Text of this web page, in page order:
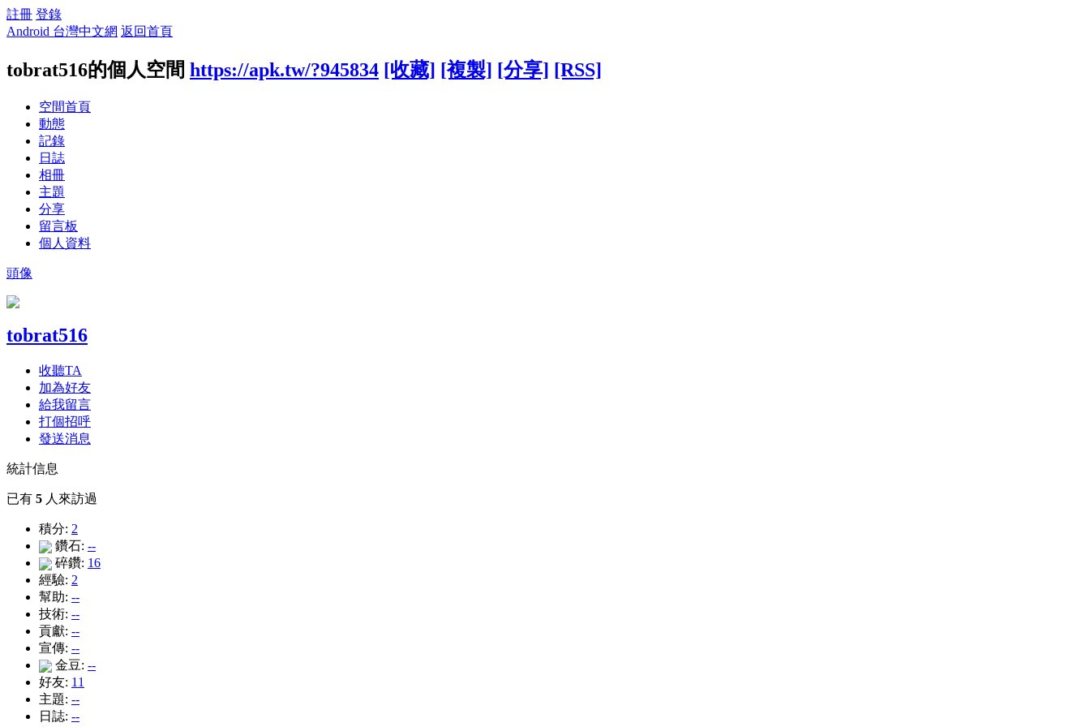
註冊 登錄
Android 台灣中文網 返回首頁
tobrat516的個人空間 https://apk.tw/?945834 [收藏] [複製] [分享] [RSS]
空間首頁
動態
記錄
日誌
相冊
主題
分享
留言板
個人資料
頭像
tobrat516
收聽TA
加為好友
給我留言
打個招呼
發送消息
統計信息
已有 5 人來訪過
積分: 2
鑽石: --
碎鑽: 16
經驗: 2
幫助: --
技術: --
貢獻: --
宣傳: --
金豆: --
好友: 11
主題: --
日誌: --